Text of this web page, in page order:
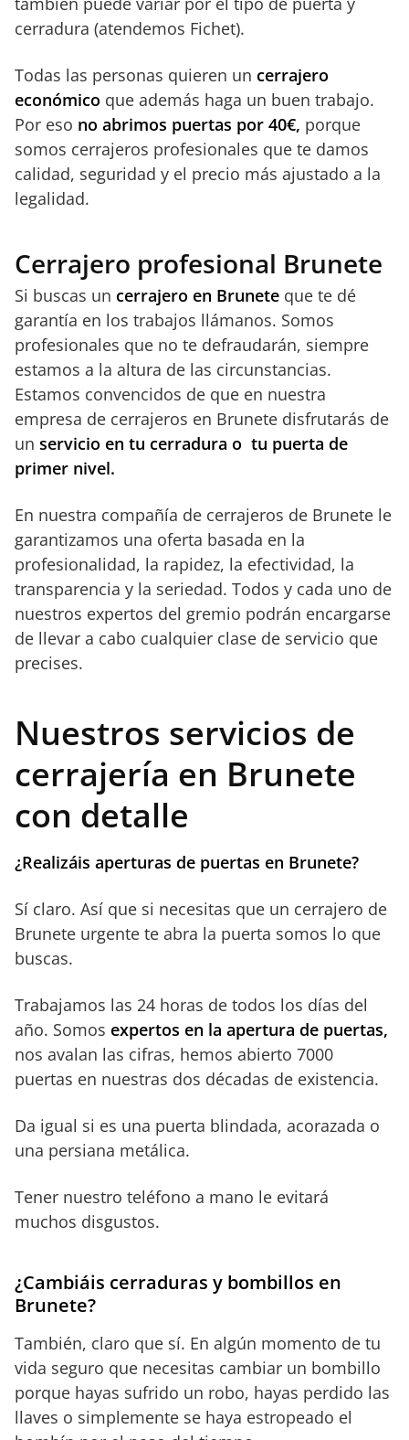
cerradura (atendemos Fichet).
Todas las personas quieren un cerrajero
económico que además haga un buen trabajo.
Por eso no abrimos puertas por 40€, porque
somos cerrajeros profesionales que te damos
calidad, seguridad y el precio más ajustado a la
legalidad.
Cerrajero profesional Brunete
Si buscas un cerrajero en Brunete que te dé
garantía en los trabajos llámanos. Somos
profesionales que no te defraudarán, siempre
estamos a la altura de las circunstancias.
Estamos convencidos de que en nuestra
empresa de cerrajeros en Brunete disfrutarás de
un servicio en tu cerradura o tu puerta de
primer nivel.
En nuestra compañía de cerrajeros de Brunete le
garantizamos una oferta basada en la
profesionalidad, la rapidez, la efectividad, la
transparencia y la seriedad. Todos y cada uno de
nuestros expertos del gremio podrán encargarse
de llevar a cabo cualquier clase de servicio que
precises.
Nuestros servicios de
cerrajería en Brunete
con detalle
¿Realizáis aperturas de puertas en Brunete?
Sí claro. Así que si necesitas que un cerrajero de
Brunete urgente te abra la puerta somos lo que
buscas.
Trabajamos las 24 horas de todos los días del
año. Somos expertos en la apertura de puertas,
nos avalan las cifras, hemos abierto 7000
puertas en nuestras dos décadas de existencia.
Da igual si es una puerta blindada, acorazada o
una persiana metálica.
Tener nuestro teléfono a mano le evitará
muchos disgustos.
¿Cambiáis cerraduras y bombillos en
Brunete?
También, claro que sí. En algún momento de tu
vida seguro que necesitas cambiar un bombillo
porque hayas sufrido un robo, hayas perdido las
llaves o simplemente se haya estropeado el